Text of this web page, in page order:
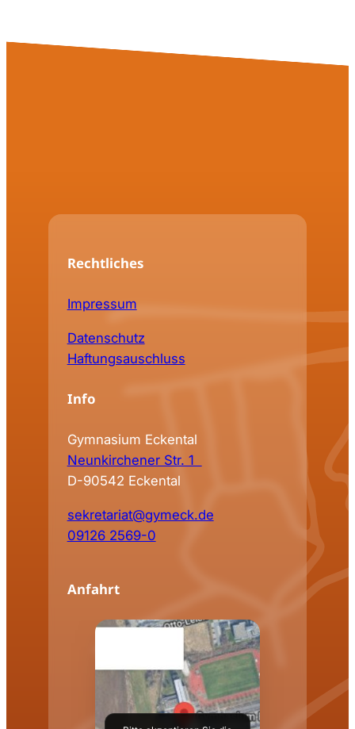
Rechtliches
Impressum
Datenschutz
Haftungsauschluss
Info
Gymnasium Eckental
Neunkirchener Str. 1
D-90542 Eckental
sekretariat@gymeck.de
09126 2569-0
Anfahrt